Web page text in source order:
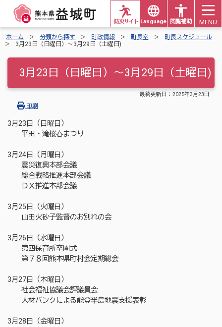
Languages 閲覧補助
防災サイト MENU
ホーム 分類から探す 町政情報 町長室
町長スケジュール
3月23日（日曜日）～3月29日（土曜日)
3月23日（日曜日）～3月29日（土曜日)
最終更新日： 2025年3月23日
印刷
3月23日（日曜日）
平田・滝桜春まつり
3月24日（月曜日）
震災復興本部会議
総合戦略推進本部会議
ＤＸ推進本部会議
3月25日（火曜日）
山田火砂子監督のお別れの会
3月26日（水曜日）
第四保育所卒園式
第７８回熊本県町村会定期総会
3月27日（木曜日）
社会福祉協議会評議員会
人材バンクによる能登半島地震支援表彰
3月28日（金曜日）